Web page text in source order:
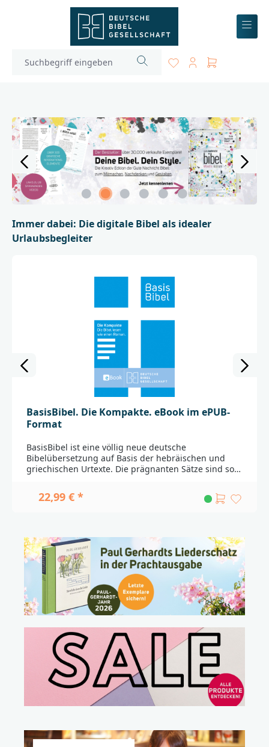
Immer dabei: Die digitale Bibel als idealer
Urlaubsbegleiter
BasisBibel. Die Kompakte. eBook im ePUB-
Format
BasisBibel ist eine völlig neue deutsche
Bibelübersetzung auf Basis der hebräischen und
griechischen Urtexte. Die prägnanten Sätze sind so
verstehen sind. Einzigartig: Erklärungen sind als
Links mit dem Text verknüpft. Sie erleichtern das
geeignet._________________________________________________
____________Bei Fragen zur Produktsicherheit wenden
Sie sich bitte an:Deutsche BibelgesellschaftBalinger
Str. 31 A70567 Stuttgartproduktsicherheit@dbg.de
22,99 € *